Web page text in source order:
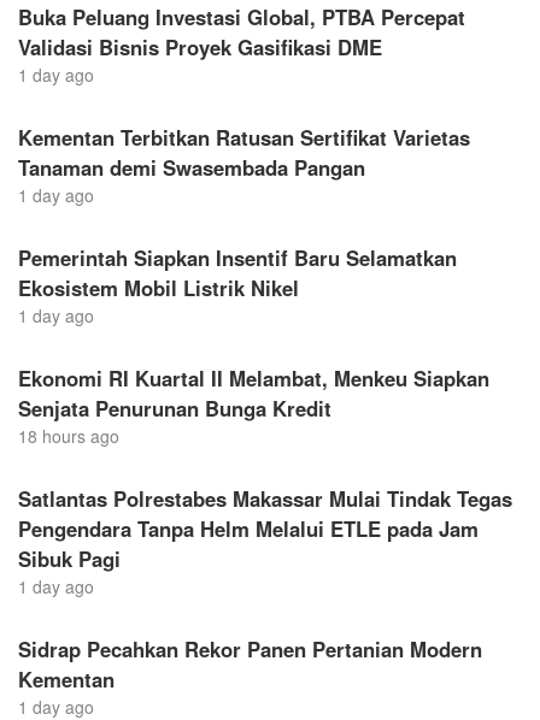
Buka Peluang Investasi Global, PTBA Percepat
Validasi Bisnis Proyek Gasifikasi DME
1 day ago
Kementan Terbitkan Ratusan Sertifikat Varietas
Tanaman demi Swasembada Pangan
1 day ago
Pemerintah Siapkan Insentif Baru Selamatkan
Ekosistem Mobil Listrik Nikel
1 day ago
Ekonomi RI Kuartal II Melambat, Menkeu Siapkan
Senjata Penurunan Bunga Kredit
18 hours ago
Satlantas Polrestabes Makassar Mulai Tindak Tegas
Pengendara Tanpa Helm Melalui ETLE pada Jam
Sibuk Pagi
1 day ago
Sidrap Pecahkan Rekor Panen Pertanian Modern
Kementan
1 day ago